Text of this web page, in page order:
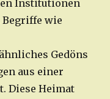
Institutionen
wie
Gedöns
aus einer
Diese Heimat